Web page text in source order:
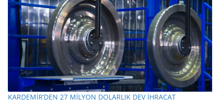
KARDEMİR’DEN 27 MİLYON DOLARLIK DEV İHRACAT